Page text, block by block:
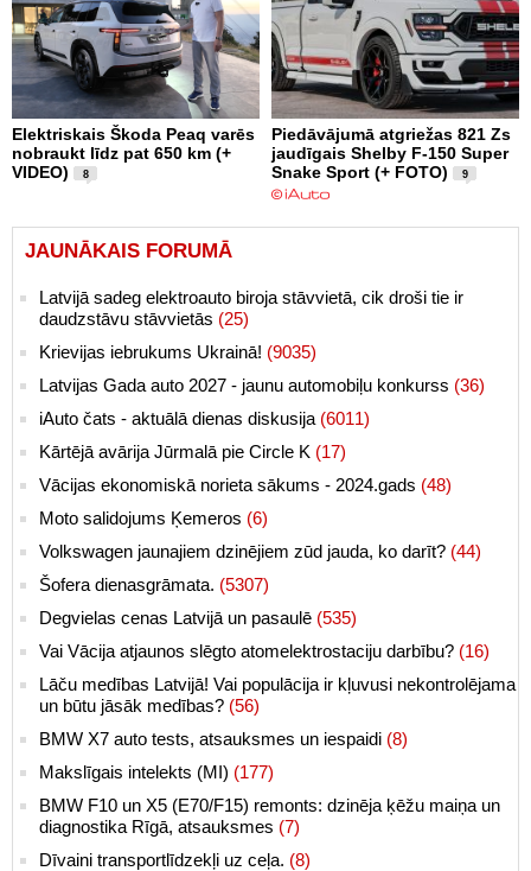
Elektriskais Škoda Peaq varēs
nobraukt līdz pat 650 km (+
VIDEO)
8
Piedāvājumā atgriežas 821 Zs
jaudīgais Shelby F-150 Super
Snake Sport (+ FOTO)
9
JAUNĀKAIS FORUMĀ
Latvijā sadeg elektroauto biroja stāvvietā, cik droši tie ir
daudzstāvu stāvvietās (25)
Krievijas iebrukums Ukrainā! (9035)
Latvijas Gada auto 2027 - jaunu automobiļu konkurss (36)
iAuto čats - aktuālā dienas diskusija (6011)
Kārtējā avārija Jūrmalā pie Circle K (17)
Vācijas ekonomiskā norieta sākums - 2024.gads (48)
Moto salidojums Ķemeros (6)
Volkswagen jaunajiem dzinējiem zūd jauda, ko darīt? (44)
Šofera dienasgrāmata. (5307)
Degvielas cenas Latvijā un pasaulē (535)
Vai Vācija atjaunos slēgto atomelektrostaciju darbību? (16)
Lāču medības Latvijā! Vai populācija ir kļuvusi nekontrolējama
un būtu jāsāk medības? (56)
BMW X7 auto tests, atsauksmes un iespaidi (8)
Makslīgais intelekts (MI) (177)
BMW F10 un X5 (E70/F15) remonts: dzinēja ķēžu maiņa un
diagnostika Rīgā, atsauksmes (7)
Dīvaini transportlīdzekļi uz ceļa. (8)